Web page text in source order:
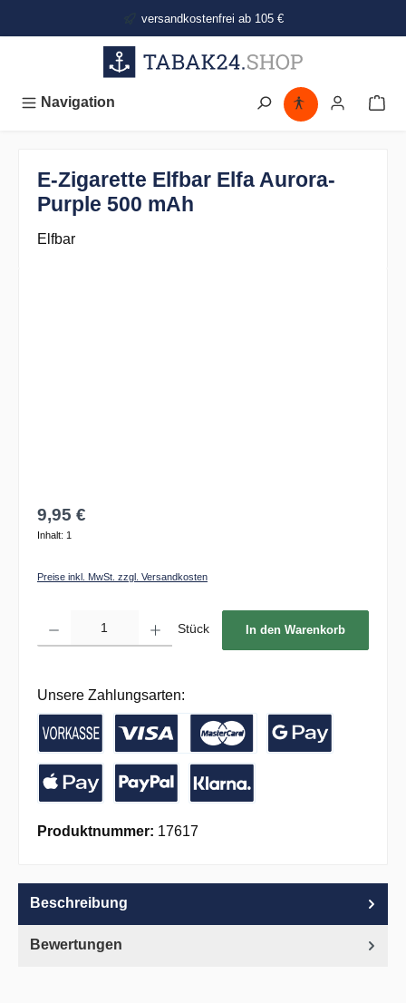
versandkostenfrei ab 105 €
Navigation
E-Zigarette Elfbar Elfa Aurora-
Purple 500 mAh
Elfbar
9,95 €
Inhalt: 1
Preise inkl. MwSt. zzgl. Versandkosten
Stück In den Warenkorb
Unsere Zahlungsarten:
Vorkasse / Banküberweisung
Kreditkarte
Produktnummer: 17617
Beschreibung
Bewertungen